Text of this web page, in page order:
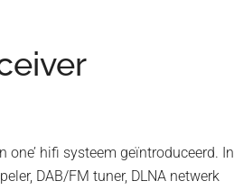
one’ hifi systeem geïntroduceerd. In
DAB/FM tuner, DLNA netwerk